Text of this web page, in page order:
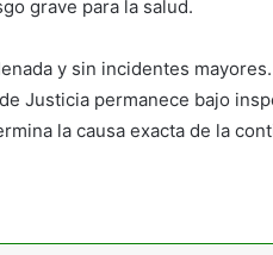
grave para la salud.
y sin incidentes
Justicia permanece bajo
la causa exacta de la